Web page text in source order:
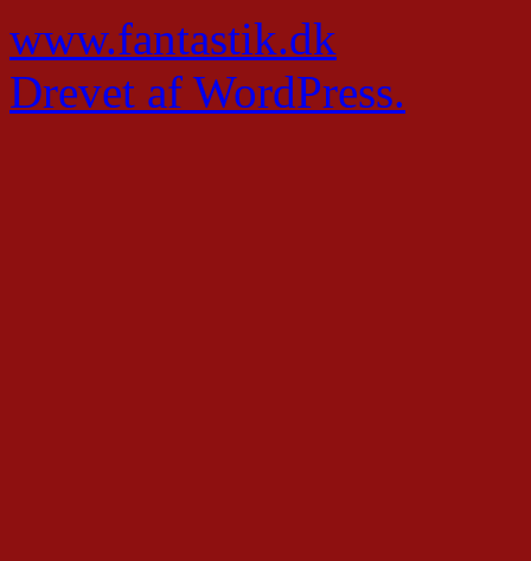
www.fantastik.dk
Drevet af WordPress.